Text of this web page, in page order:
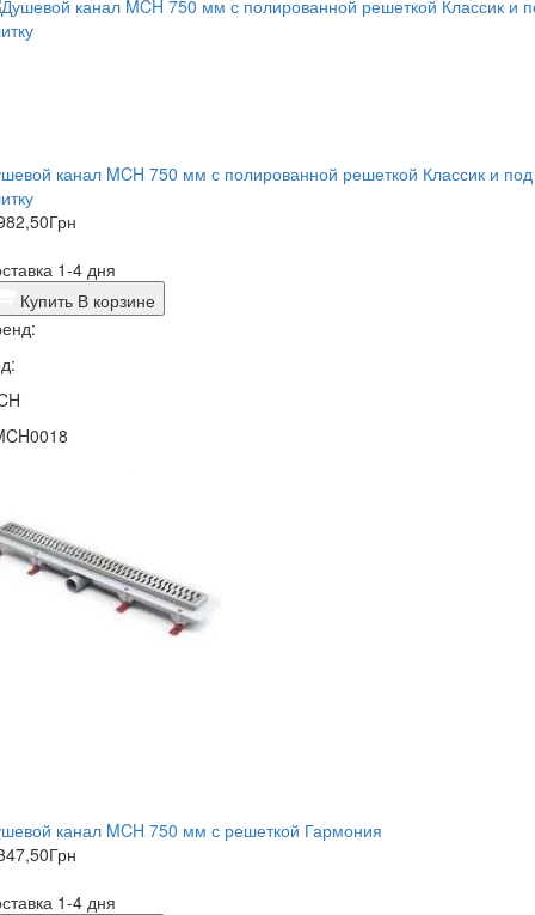
канал MCH 750 мм с полированной решеткой Классик и под
Грн
1-4 дня
Купить В корзине
канал MCH 750 мм с решеткой Гармония
Грн
1-4 дня